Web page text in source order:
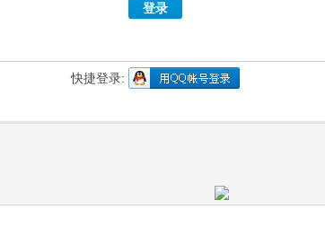
登录
快捷登录: